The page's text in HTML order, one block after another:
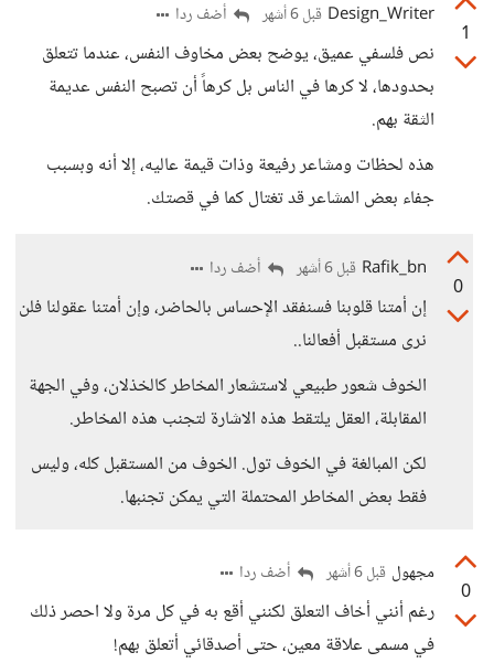
1
Design_Writer قبل 6 أشهر أضف ردا
نص فلسفي عميق، يوضح بعض مخاوف النفس، عندما تتعلق
بحدودها، لا كرها في الناس بل كرهاً أن تصبح النفس عديمة
الثقة بهم.
هذه لحظات ومشاعر رفيعة وذات قيمة عاليه، إلا أنه وبسبب
جفاء بعض المشاعر قد تغتال كما في قصتك.
0
Rafik_bn قبل 6 أشهر أضف ردا
إن أمتنا قلوبنا فسنفقد الإحساس بالحاضر، وإن أمتنا عقولنا فلن
نرى مستقبل أفعالنا..
الخوف شعور طبيعي لاستشعار المخاطر كالخذلان، وفي الجهة
المقابلة، العقل يلتقط هذه الاشارة لتجنب هذه المخاطر.
لكن المبالغة في الخوف تول. الخوف من المستقبل كله، وليس
فقط بعض المخاطر المحتملة التي يمكن تجنبها.
0
مجهول قبل 6 أشهر أضف ردا
رغم أنني أخاف التعلق لكنني أقع به في كل مرة ولا احصر ذلك
في مسمى علاقة معين، حتى أصدقائي أتعلق بهم!